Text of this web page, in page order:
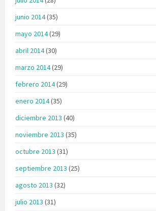
junio 2014(35)
mayo 2014(29)
abril 2014(30)
marzo 2014(29)
febrero 2014(29)
enero 2014(35)
diciembre 2013 (40)
noviembre 2013 (35)
octubre 2013 (31)
septiembre 2013 (25)
agosto 2013 (32)
julio 2013 (31)